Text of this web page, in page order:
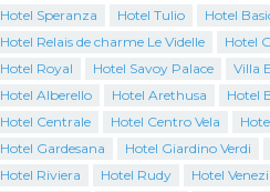
Hotel Speranza
Hotel Tulio Hotel
Hotel Relais de charme Le Videlle
Hotel
Hotel Royal
Hotel Savoy Palace Villa
Hotel Alberello
Hotel Arethusa Hotel
Hotel Centrale
Hotel Centro Vela
Hotel Gardesana
Hotel Giardino Verdi
Hotel Riviera
Hotel Rudy Hotel